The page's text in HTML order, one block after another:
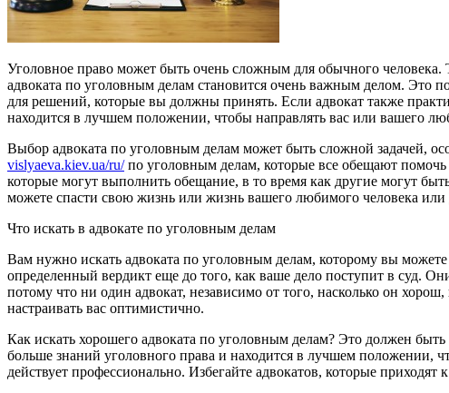
Уголовное право может быть очень сложным для обычного человека.
адвоката по уголовным делам становится очень важным делом. Это
для решений, которые вы должны принять. Если адвокат также
находится в лучшем положении, чтобы направлять вас или вашего
Выбор адвоката по уголовным делам может быть сложной задачей,
vislyaeva.kiev.ua/ru/по уголовным делам, которые все обещают
которые могут выполнить обещание, в то время как другие могут
можете спасти свою жизнь или жизнь вашего любимого человека
Что искать в адвокате по уголовным делам
Вам нужно искать адвоката по уголовным делам, которому вы
определенный вердикт еще до того, как ваше дело поступит в суд.
потому что ни один адвокат, независимо от того, насколько он
настраивать вас оптимистично.
Как искать хорошего адвоката по уголовным делам? Это должен
больше знаний уголовного права и находится в лучшем положении,
действует профессионально. Избегайте адвокатов, которые